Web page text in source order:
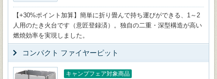
【+30%ポイント加算】簡単に折り畳んで持ち運びができる、1～2
人用のたき火台です（意匠登録済）。独自の二重・深型構造が高い
燃焼効率を実現しました。
コンパクト ファイヤーピット
キャンプフェア対象商品